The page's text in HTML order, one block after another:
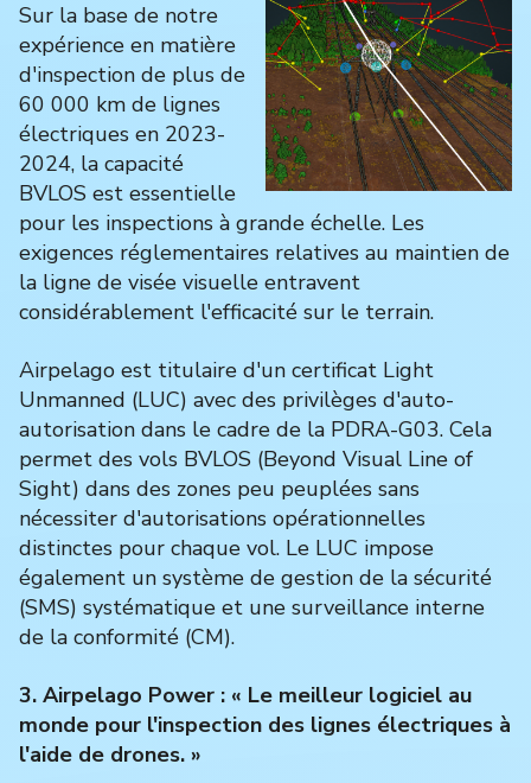
Sur la base de notre
expérience en matière
d'inspection de plus de
60 000 km de lignes
électriques en 2023-
2024, la capacité
BVLOS est essentielle
pour les inspections à grande échelle. Les
exigences réglementaires relatives au maintien de
la ligne de visée visuelle entravent
considérablement l'efficacité sur le terrain.
Airpelago est titulaire d'un certificat Light
Unmanned (LUC) avec des privilèges d'auto-
autorisation dans le cadre de la PDRA-G03. Cela
permet des vols BVLOS (Beyond Visual Line of
Sight) dans des zones peu peuplées sans
nécessiter d'autorisations opérationnelles
distinctes pour chaque vol. Le LUC impose
également un système de gestion de la sécurité
(SMS) systématique et une surveillance interne
de la conformité (CM).
3. Airpelago Power : « Le meilleur logiciel au
monde pour l'inspection des lignes électriques à
l'aide de drones. »